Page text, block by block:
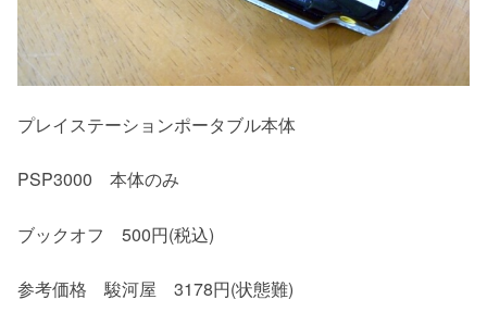
プレイステーションポータブル本体
PSP3000 本体のみ
ブックオフ 500円(税込)
参考価格 駿河屋 3178円(状態難)